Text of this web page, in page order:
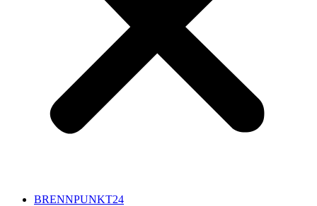
BRENNPUNKT24